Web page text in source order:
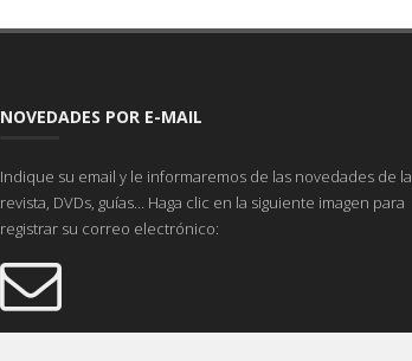
NOVEDADES POR E-MAIL
Indique su email y le informaremos de las novedades de la
revista, DVDs, guías... Haga clic en la siguiente imagen para
registrar su correo electrónico: